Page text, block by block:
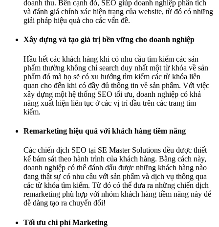
doanh thu. Bên cạnh đó, SEO giúp doanh nghiệp phân tích
và đánh giá chính xác hiện trạng của website, từ đó có những
giải pháp hiệu quả cho các vấn đề.
Xây dựng và tạo giá trị bền vững cho doanh nghiệp
Hầu hết các khách hàng khi có nhu cầu tìm kiếm các sản
phẩm thường không chỉ search duy nhất một từ khóa về sản
phẩm đó mà họ sẽ có xu hướng tìm kiếm các từ khóa liên
quan cho đến khi có đầy đủ thông tin về sản phẩm. Với việc
xây dựng một hệ thống SEO tối ưu, doanh nghiệp có khả
năng xuất hiện liên tục ở các vị trí đầu trên các trang tìm
kiếm.
Remarketing hiệu quả với khách hàng tiềm năng
Các chiến dịch SEO tại SE Master Solutions đều được thiết
kế bám sát theo hành trình của khách hàng. Bằng cách này,
doanh nghiệp có thể đánh dấu được những khách hàng nào
đang thật sự có nhu cầu với sản phẩm và dịch vụ thông qua
các từ khóa tìm kiếm. Từ đó có thể đưa ra những chiến dịch
remarketing phù hợp với nhóm khách hàng tiềm năng này để
dễ dàng tạo ra chuyển đổi!
Tối ưu chi phí Marketing